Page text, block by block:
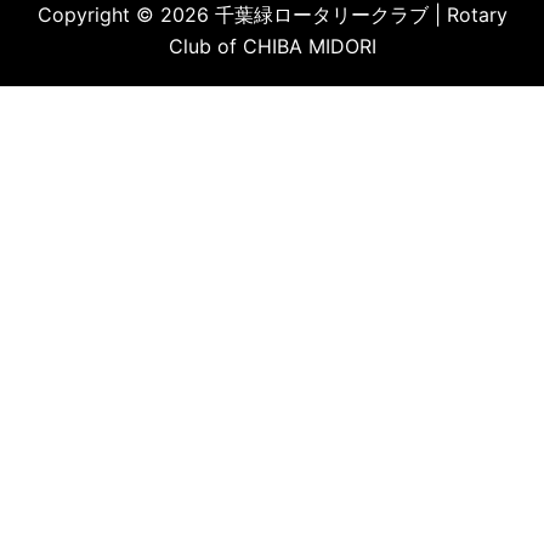
Copyright © 2026 千葉緑ロータリークラブ | Rotary
Club of CHIBA MIDORI